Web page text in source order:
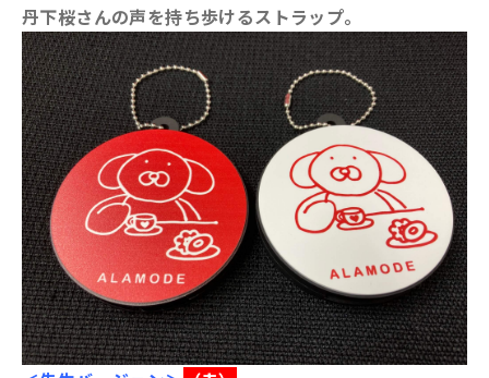
丹下桜さんの声を持ち歩けるストラップ。